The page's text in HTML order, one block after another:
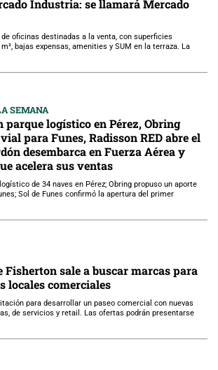
Industria: se llamará Mercado
oficinas destinadas a la venta, con superficies
bajas expensas, amenities y SUM en la terraza. La
SEMANA
parque logístico en Pérez, Obring
para Funes, Radisson RED abre el
desembarca en Fuerza Aérea y
acelera sus ventas
de 34 naves en Pérez; Obring propuso un aporte
Sol de Funes confirmó la apertura del primer
Fisherton sale a buscar marcas para
locales comerciales
para desarrollar un paseo comercial con nuevas
de servicios y retail. Las ofertas podrán presentarse